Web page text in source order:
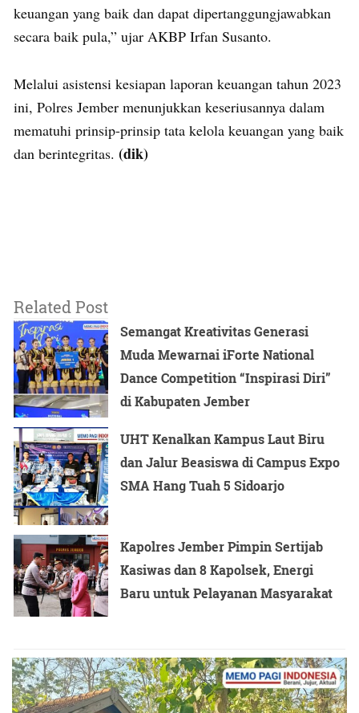
keuangan yang baik dan dapat dipertanggungjawabkan
secara baik pula,” ujar AKBP Irfan Susanto.
Melalui asistensi kesiapan laporan keuangan tahun 2023
ini, Polres Jember menunjukkan keseriusannya dalam
mematuhi prinsip-prinsip tata kelola keuangan yang baik
dan berintegritas. (dik)
Related Post
Semangat Kreativitas Generasi
Muda Mewarnai iForte National
Dance Competition “Inspirasi Diri”
di Kabupaten Jember
UHT Kenalkan Kampus Laut Biru
dan Jalur Beasiswa di Campus Expo
SMA Hang Tuah 5 Sidoarjo
Kapolres Jember Pimpin Sertijab
Kasiwas dan 8 Kapolsek, Energi
Baru untuk Pelayanan Masyarakat